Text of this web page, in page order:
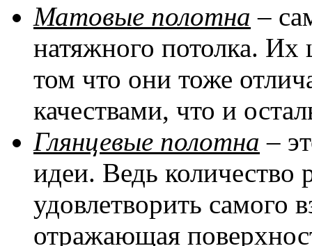
Матовые полотна –
натяжного потолка. Их
том что они тоже
качествами, что и
Глянцевые полотна –
идеи. Ведь количество
удовлетворить самого
отражающая